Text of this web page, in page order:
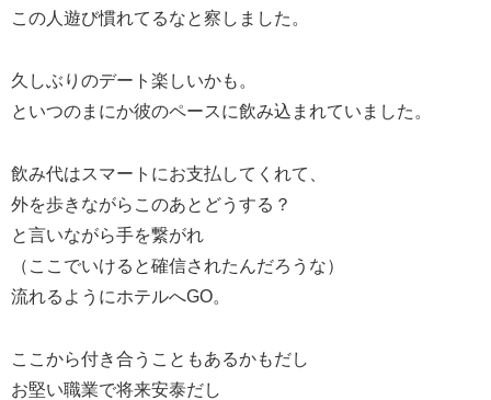
この人遊び慣れてるなと察しました。
久しぶりのデート楽しいかも。
といつのまにか彼のペースに飲み込まれていました。
飲み代はスマートにお支払してくれて、
外を歩きながらこのあとどうする？
と言いながら手を繋がれ
（ここでいけると確信されたんだろうな）
流れるようにホテルへGO。
ここから付き合うこともあるかもだし
お堅い職業で将来安泰だし